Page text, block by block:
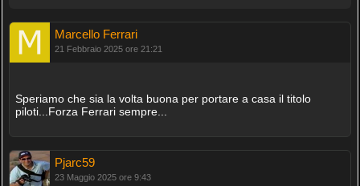
Marcello Ferrari
21 Febbraio 2025 ore 21:21
Speriamo che sia la volta buona per portare a casa il titolo
piloti...Forza Ferrari sempre...
Pjarc59
23 Maggio 2025 ore 9:43